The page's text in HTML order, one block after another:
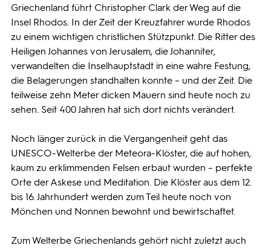
Griechenland führt Christopher Clark der Weg auf die
Insel Rhodos. In der Zeit der Kreuzfahrer wurde Rhodos
zu einem wichtigen christlichen Stützpunkt. Die Ritter des
Heiligen Johannes von Jerusalem, die Johanniter,
verwandelten die Inselhauptstadt in eine wahre Festung,
die Belagerungen standhalten konnte – und der Zeit. Die
teilweise zehn Meter dicken Mauern sind heute noch zu
sehen. Seit 400 Jahren hat sich dort nichts verändert.
Noch länger zurück in die Vergangenheit geht das
UNESCO-Welterbe der Meteora-Klöster, die auf hohen,
kaum zu erklimmenden Felsen erbaut wurden – perfekte
Orte der Askese und Meditation. Die Klöster aus dem 12.
bis 16. Jahrhundert werden zum Teil heute noch von
Mönchen und Nonnen bewohnt und bewirtschaftet.
Zum Welterbe Griechenlands gehört nicht zuletzt auch